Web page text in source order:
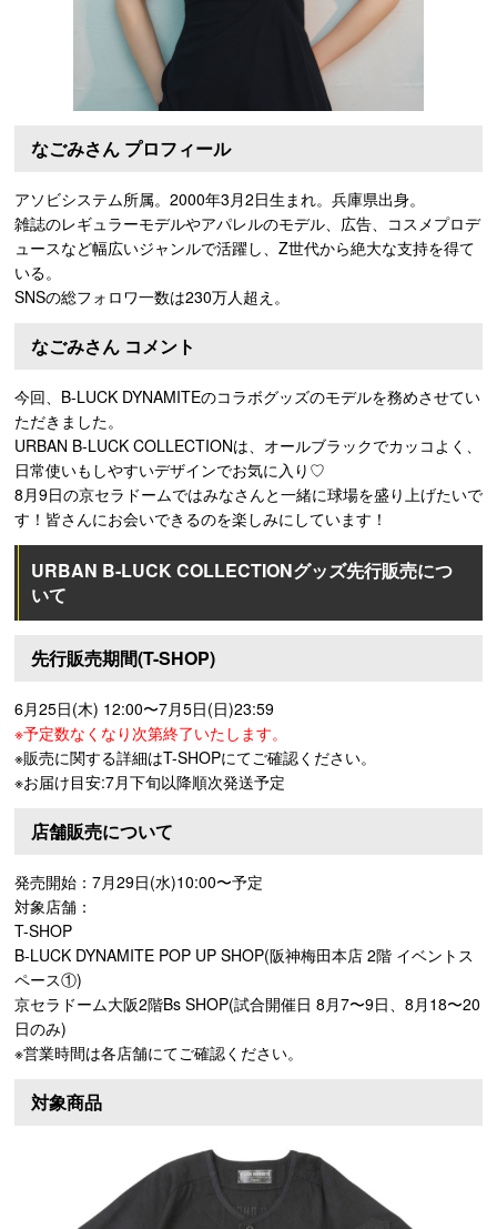
なごみさん プロフィール
アソビシステム所属。2000年3月2日生まれ。兵庫県出身。
雑誌のレギュラーモデルやアパレルのモデル、広告、コスメプロデ
ュースなど幅広いジャンルで活躍し、Z世代から絶大な支持を得て
いる。
SNSの総フォロワ一数は230万人超え。
なごみさん コメント
今回、B-LUCK DYNAMITEのコラボグッズのモデルを務めさせてい
ただきました。
URBAN B-LUCK COLLECTIONは、オールブラックでカッコよく、
日常使いもしやすいデザインでお気に入り♡
8月9日の京セラドームではみなさんと一緒に球場を盛り上げたいで
す！皆さんにお会いできるのを楽しみにしています！
URBAN B-LUCK COLLECTIONグッズ先行販売につ
いて
先行販売期間(T-SHOP)
6月25日(木) 12:00〜7月5日(日)23:59
※予定数なくなり次第終了いたします。
※販売に関する詳細はT-SHOPにてご確認ください。
※お届け目安:7月下旬以降順次発送予定
店舗販売について
発売開始：7月29日(水)10:00〜予定
対象店舗：
T-SHOP
B-LUCK DYNAMITE POP UP SHOP(阪神梅田本店 2階 イベントス
ペース①)
京セラドーム大阪2階Bs SHOP(試合開催日 8月7〜9日、8月18〜20
日のみ)
※営業時間は各店舗にてご確認ください。
対象商品